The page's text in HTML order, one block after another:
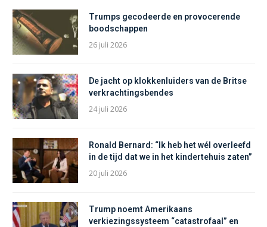
Trumps gecodeerde en provocerende
boodschappen
26 juli 2026
De jacht op klokkenluiders van de Britse
verkrachtingsbendes
24 juli 2026
Ronald Bernard: “Ik heb het wél overleefd
in de tijd dat we in het kindertehuis zaten”
20 juli 2026
Trump noemt Amerikaans
verkiezingssysteem “catastrofaal” en